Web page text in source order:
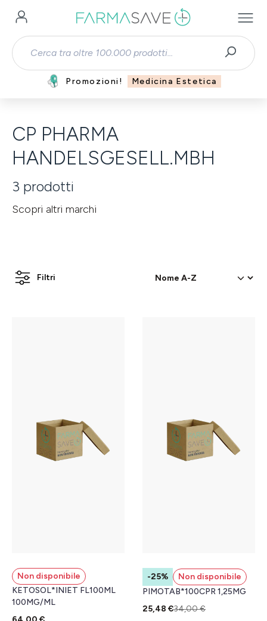
Passa al contenuto principale
Promozioni! Medicina Estetica
CP PHARMA
HANDELSGESELL.MBH
3 prodotti
Scopri altri marchi
Filtri
Non disponibile
KETOSOL*INIET FL100ML
100MG/ML
-25%
Non disponibile
PIMOTAB*100CPR 1,25MG
25,48 €34,00 €